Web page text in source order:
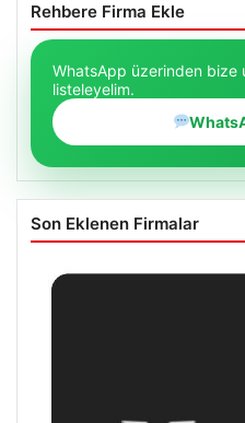
Rehbere Firma Ekle
WhatsApp üzerinden bize
listeleyelim.
Son Eklenen Firmalar